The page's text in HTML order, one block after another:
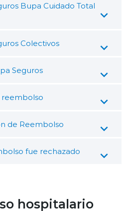
Bupa Cuidado Total
Colectivos
Seguros
de Reembolso
fue rechazado
hospitalario